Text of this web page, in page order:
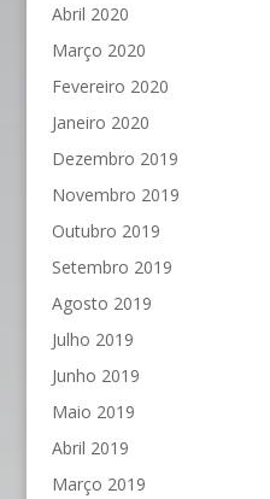
Abril 2020
Março 2020
Fevereiro 2020
Janeiro 2020
Dezembro 2019
Novembro 2019
Outubro 2019
Setembro 2019
Agosto 2019
Julho 2019
Junho 2019
Maio 2019
Abril 2019
Março 2019